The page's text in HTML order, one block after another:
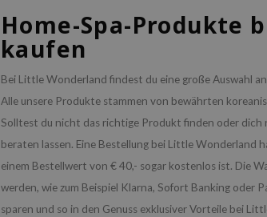
Home-Spa-Produkte
kaufen
Bei Little Wonderland findest du eine große Auswahl
Alle unsere Produkte stammen von bewährten
Solltest du nicht das richtige Produkt finden oder
beraten lassen. Eine Bestellung bei Little Wonderland
einem Bestellwert von € 40,- sogar kostenlos ist. Die
werden, wie zum Beispiel Klarna, Sofort Banking oder
sparen und so in den Genuss exklusiver Vorteile bei